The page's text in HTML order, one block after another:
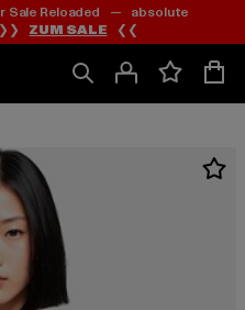
Zum
Inhalt
springen
Zum
Fußzeile
springen
Reloaded — absolute
❯❯ ZUM SALE ❮❮